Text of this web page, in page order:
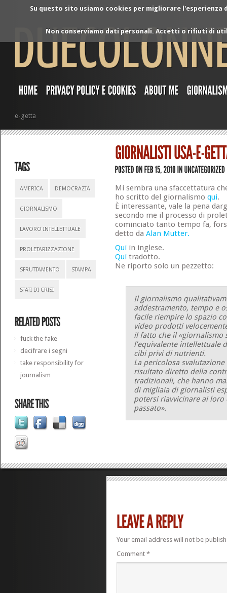
Su questo sito usiamo cookies per migliorare
Non conserviamo dati personali. Accetti o rifiuti di
e-getta
AMERICA DEMOCRAZIA
GIORNALISMO
LAVORO INTELLETTUALE
PROLETARIZZAZIONE
SFRUTTAMENTO STAMPA
STATI DI CRISI
fuck the fake
decifrare i segni
take responsibility for
journalism
Mi sembra una sfaccettatura
ho scritto del giornalismo qui.
È interessante, vale la pena
secondo me il processo di
cominciato tanto tempo fa,
detto da Alan Mutter.
Quiin inglese.
Quitradotto.
Ne riporto solo un pezzetto:
Il giornalismo
addestramento, tempo e
facile riempire lo spazio
video prodotti
il fatto che il «giornalismo
l’equivalente intellettuale
cibi privi di nutrienti.
La pericolosa
risultato diretto della
tradizionali, che hanno
di migliaia di giornalisti
potersi riavvicinare ai
passato».
Your email address will not be
Comment *